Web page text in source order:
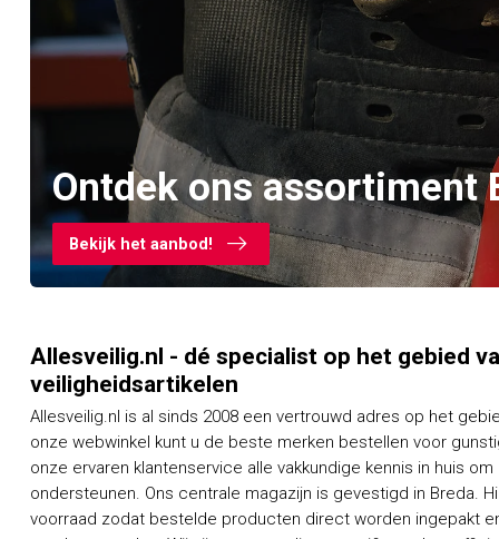
Ontdek ons assortiment
Bekijk het aanbod!
Allesveilig.nl - dé specialist op het gebied
veiligheidsartikelen
Allesveilig.nl is al sinds 2008 een vertrouwd adres op het
onze webwinkel kunt u de beste merken bestellen voor
onze ervaren klantenservice alle vakkundige kennis in huis
ondersteunen. Ons centrale magazijn is gevestigd in Breda.
voorraad zodat bestelde producten direct worden ingepakt